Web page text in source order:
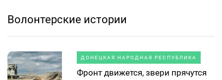
Волонтерские истории
ДОНЕЦКАЯ НАРОДНАЯ РЕСПУБЛИКА
Фронт движется, звери прячутся